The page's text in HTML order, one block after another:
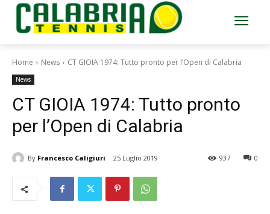
Home News CT GIOIA 1974: Tutto pronto per l’Open di Calabria
News
CT GIOIA 1974: Tutto pronto
per l’Open di Calabria
By Francesco Caligiuri 25 Luglio 2019 0
937